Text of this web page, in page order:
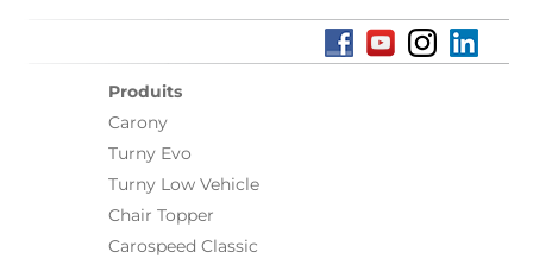
Produits
Carony
Turny Evo
Turny Low Vehicle
Chair Topper
Carospeed Classic